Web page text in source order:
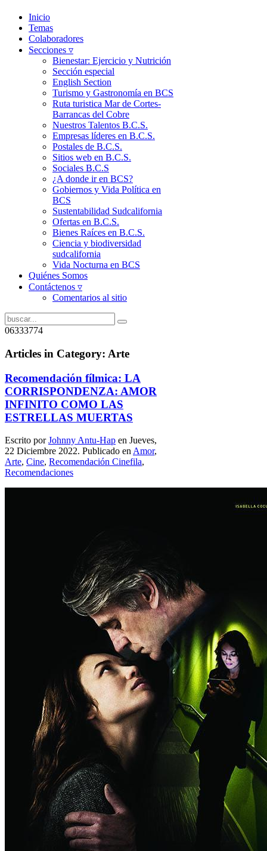
Inicio
Temas
Colaboradores
Secciones ▿
Bienestar: Ejercicio y Nutrición
Sección especial
English Section
Turismo y Gastronomía en BCS
Ruta turistica Mar de Cortes-
Barrancas del Cobre
Nuestros Talentos B.C.S.
Empresas líderes en B.C.S.
Postales de B.C.S.
Sitios web en B.C.S.
Sociales B.C.S
¿A donde ir en BCS?
Gobiernos y Vida Política en
BCS
Sustentabilidad Sudcalifornia
Ofertas en B.C.S.
Bienes Raíces en B.C.S.
Ciencia y biodiversidad
sudcalifornia
Vida Nocturna en BCS
Quiénes Somos
Contáctenos ▿
Comentarios al sitio
06333774
Articles in Category: Arte
Recomendación fílmica: LA
CORRISPONDENZA: AMOR
INFINITO COMO LAS
ESTRELLAS MUERTAS
Escrito porJohnny Antu-Hap en Jueves,
22 Diciembre 2022. Publicado enAmor,
Arte, Cine, Recomendación Cinefila,
Recomendaciones